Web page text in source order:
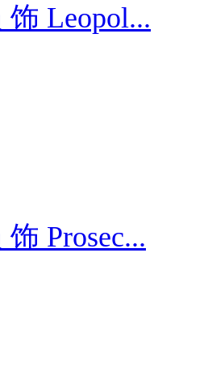
饰 Leopol...
Prosec...